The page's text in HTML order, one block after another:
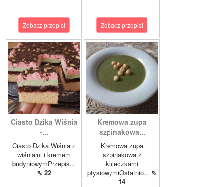
Zobacz przepis! Zobacz przepis!
Ciasto Dzika Wiśnia
-...
Ciasto Dzika Wiśnia z
wiśniami i kremem
budyniowymPrzepis...
⇖ 22
Kremowa zupa
szpinakowa...
Kremowa zupa
szpinakowa z
kuleczkami
ptysiowymiOstatnio... ⇖
14